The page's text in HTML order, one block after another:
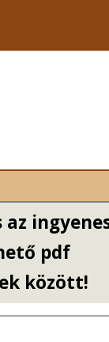
az
pdf
között!